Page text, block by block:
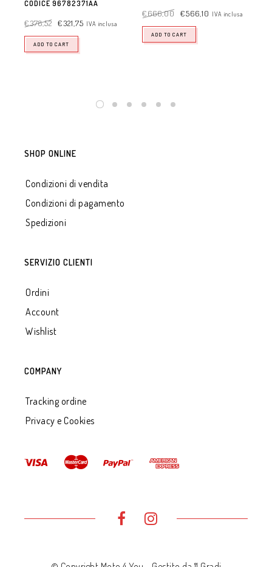
CODICE 96782371AA
€378,52 €321,75 IVA inclusa
ADD TO CART
€666,00 €566,10 IVA inclusa
ADD TO CART
SHOP ONLINE
Condizioni di vendita
Condizioni di pagamento
Spedizioni
SERVIZIO CLIENTI
Ordini
Account
Wishlist
COMPANY
Tracking ordine
Privacy e Cookies